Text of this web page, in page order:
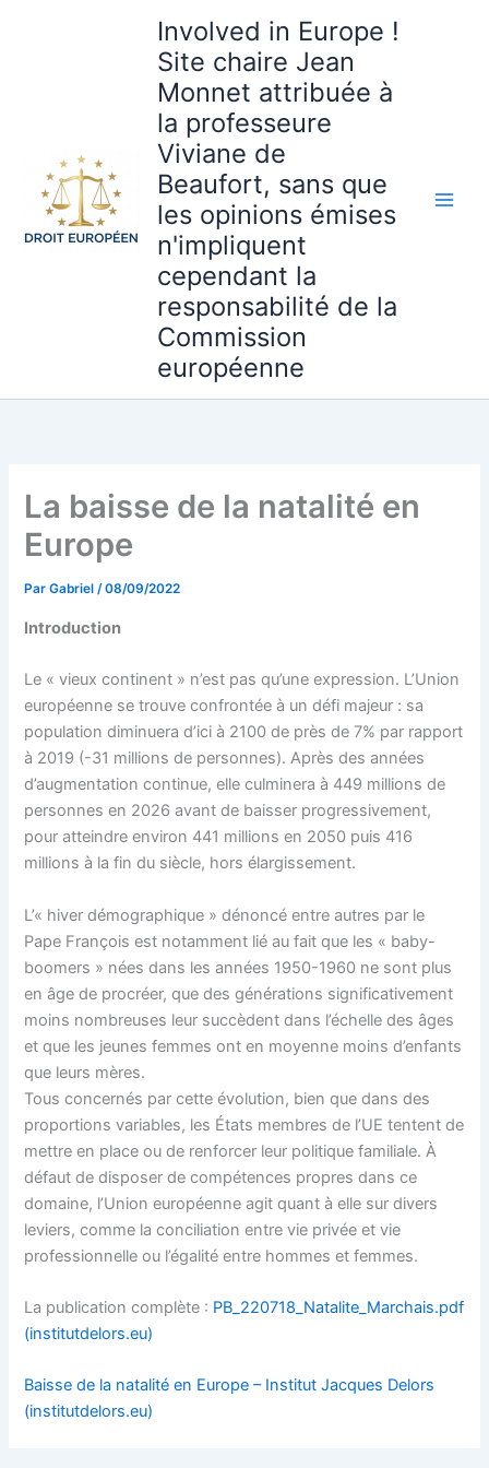
Involved in Europe !
Site chaire Jean
Monnet attribuée à
la professeure
Viviane de
Beaufort, sans que
les opinions émises
n'impliquent
cependant la
responsabilité de la
Commission
européenne
La baisse de la natalité en
Europe
ParGabriel/08/09/2022
Introduction
Le « vieux continent » n’est pas qu’une expression. L’Union
européenne se trouve confrontée à un défi majeur : sa
population diminuera d’ici à 2100 de près de 7% par rapport
à 2019 (-31 millions de personnes). Après des années
d’augmentation continue, elle culminera à 449 millions de
personnes en 2026 avant de baisser progressivement,
pour atteindre environ 441 millions en 2050 puis 416
millions à la fin du siècle, hors élargissement.
L’« hiver démographique » dénoncé entre autres par le
Pape François est notamment lié au fait que les « baby-
boomers » nées dans les années 1950-1960 ne sont plus
en âge de procréer, que des générations significativement
moins nombreuses leur succèdent dans l’échelle des âges
et que les jeunes femmes ont en moyenne moins d’enfants
que leurs mères.
Tous concernés par cette évolution, bien que dans des
proportions variables, les États membres de l’UE tentent de
mettre en place ou de renforcer leur politique familiale. À
défaut de disposer de compétences propres dans ce
domaine, l’Union européenne agit quant à elle sur divers
leviers, comme la conciliation entre vie privée et vie
professionnelle ou l’égalité entre hommes et femmes.
La publication complète : PB_220718_Natalite_Marchais.pdf
(institutdelors.eu)
Baisse de la natalité en Europe – Institut Jacques Delors
(institutdelors.eu)